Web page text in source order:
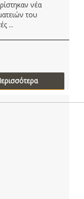
νέα
του
...